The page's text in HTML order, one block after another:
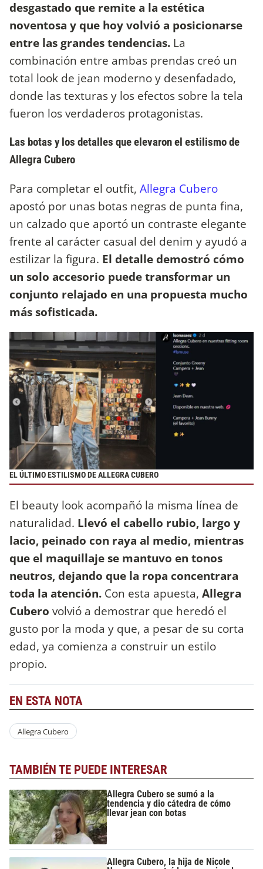
desgastado que remite a la estética
noventosa y que hoy volvió a posicionarse
entre las grandes tendencias. La
combinación entre ambas prendas creó un
total look de jean moderno y desenfadado,
donde las texturas y los efectos sobre la tela
fueron los verdaderos protagonistas.
Las botas y los detalles que elevaron el estilismo de
Allegra Cubero
Para completar el outfit, Allegra Cubero
apostó por unas botas negras de punta fina,
un calzado que aportó un contraste elegante
frente al carácter casual del denim y ayudó a
estilizar la figura. El detalle demostró cómo
un solo accesorio puede transformar un
conjunto relajado en una propuesta mucho
más sofisticada.
EL ÚLTIMO ESTILISMO DE ALLEGRA CUBERO
El beauty look acompañó la misma línea de
naturalidad. Llevó el cabello rubio, largo y
lacio, peinado con raya al medio, mientras
que el maquillaje se mantuvo en tonos
neutros, dejando que la ropa concentrara
toda la atención. Con esta apuesta, Allegra
Cubero volvió a demostrar que heredó el
gusto por la moda y que, a pesar de su corta
edad, ya comienza a construir un estilo
propio.
EN ESTA NOTA
Allegra Cubero
TAMBIÉN TE PUEDE INTERESAR
Allegra Cubero se sumó a la
tendencia y dio cátedra de cómo
llevar jean con botas
Allegra Cubero, la hija de Nicole